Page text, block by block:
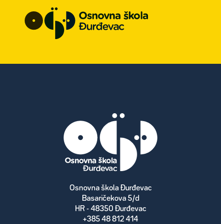
Osnovna škola Đurđevac
Basaričekova 5/d
HR - 48350 Đurđevac
+385 48 812 414